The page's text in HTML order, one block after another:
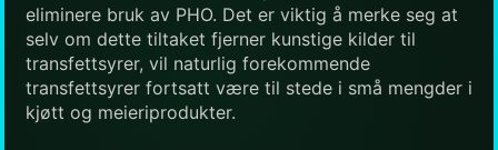
eliminere bruk av PHO. Det er viktig å merke seg at
selv om dette tiltaket fjerner kunstige kilder til
transfettsyrer, vil naturlig forekommende
transfettsyrer fortsatt være til stede i små mengder i
kjøtt og meieriprodukter.